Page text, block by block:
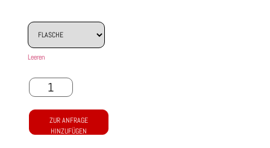
Leeren
ZUR ANFRAGE
HINZUFÜGEN